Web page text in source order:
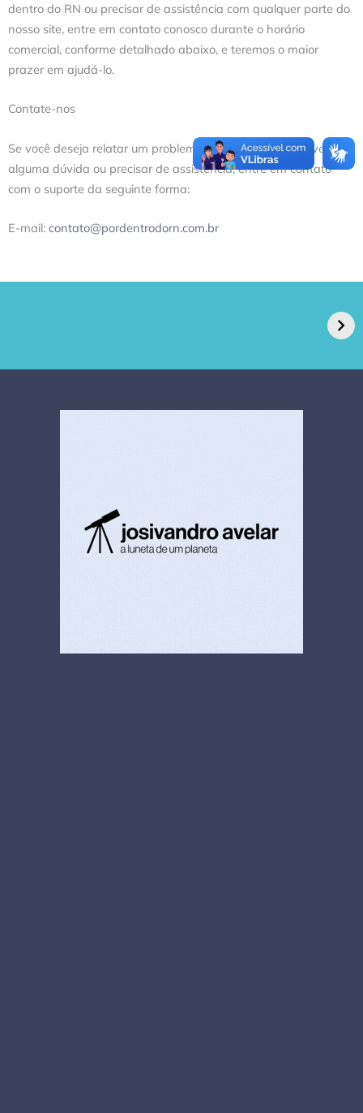
dentro do RN ou precisar de assistência com qualquer parte do
nosso site, entre em contato conosco durante o horário
comercial, conforme detalhado abaixo, e teremos o maior
prazer em ajudá-lo.
Contate-nos
Se você deseja relatar um problema de acessibilidade, tiver
alguma dúvida ou precisar de assistência, entre em contato
com o suporte da seguinte forma:
E-mail: contato@pordentrodorn.com.br